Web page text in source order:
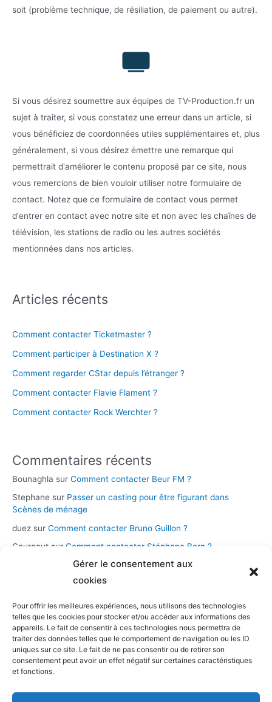
Gérer le consentement aux
cookies
Pour offrir les meilleures expériences, nous utilisons des technologies
telles que les cookies pour stocker et/ou accéder aux informations des
appareils. Le fait de consentir à ces technologies nous permettra de
traiter des données telles que le comportement de navigation ou les ID
uniques sur ce site. Le fait de ne pas consentir ou de retirer son
consentement peut avoir un effet négatif sur certaines caractéristiques
et fonctions.
soit (problème technique, de résiliation, de paiement ou autre).
Si vous désirez soumettre aux équipes de TV-Production.fr un
sujet à traiter, si vous constatez une erreur dans un article, si
vous bénéficiez de coordonnées utiles supplémentaires et, plus
généralement, si vous désirez émettre une remarque qui
permettrait d'améliorer le contenu proposé par ce site, nous
vous remercions de bien vouloir utiliser notre formulaire de
contact. Notez que ce formulaire de contact vous permet
d'entrer en contact avec notre site et non avec les chaînes de
télévision, les stations de radio ou les autres sociétés
mentionnées dans nos articles.
Articles récents
Comment contacter Ticketmaster ?
Comment participer à Destination X ?
Comment regarder CStar depuis l’étranger ?
Comment contacter Flavie Flament ?
Comment contacter Rock Werchter ?
Commentaires récents
Bounaghla sur Comment contacter Beur FM ?
Stephane sur Passer un casting pour être figurant dans
Scènes de ménage
duez sur Comment contacter Bruno Guillon ?
Coureaut sur Comment contacter Stéphane Bern ?
Comment contacter la chaîne Novo 19 ?
Catégories
Assistance et démarches
Casting et participation
Musique et streaming